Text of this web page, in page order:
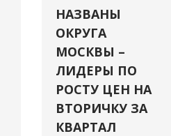
НАЗВАНЫ
ОКРУГА
МОСКВЫ –
ЛИДЕРЫ ПО
РОСТУ ЦЕН НА
ВТОРИЧКУ ЗА
КВАРТАЛ